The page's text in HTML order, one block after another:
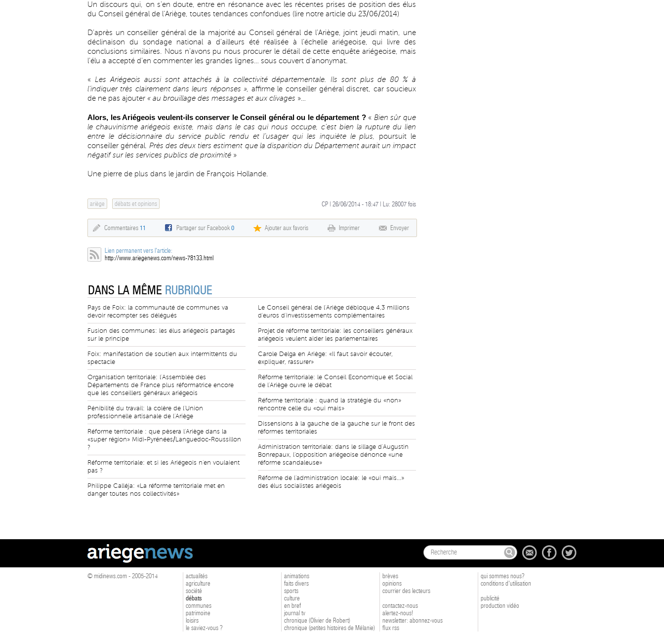
Un discours qui, on s’en doute, entre en résonance avec les récentes prises de position des élus
du Conseil général de l’Ariège, toutes tendances confondues (lire notre article du 23/06/2014)
D’après un conseiller général de la majorité au Conseil général de l’Ariège, joint jeudi matin, une
déclinaison du sondage national a d’ailleurs été réalisée à l’échelle ariégeoise, qui livre des
conclusions similaires. Nous n’avons pu nous procurer le détail de cette enquête ariégeoise, mais
l’élu a accepté d’en commenter les grandes lignes… sous couvert d’anonymat.
« Les Ariégeois aussi sont attachés à la collectivité départementale. Ils sont plus de 80 % à
l’indiquer très clairement dans leurs réponses »,affirme le conseiller général discret, car soucieux
de ne pas ajouter « au brouillage des messages et aux clivages »…
Alors, les Ariégeois veulent-ils conserver le Conseil général ou le département ?« Bien sûr que
le chauvinisme ariégeois existe, mais dans le cas qui nous occupe, c’est bien la rupture du lien
entre le décisionnaire du service public rendu et l’usager qui les inquiète le plus, poursuit le
conseiller général . Près des deux tiers estiment que la disparition du Département aurait un impact
négatif sur les services publics de proximité »
Une pierre de plus dans le jardin de François Hollande.
ariège débats et opinions CP | 26/06/2014 - 18:47 | Lu: 28007 fois
Commentaires 11 Partager sur Facebook0 Ajouter aux favoris Imprimer Envoyer
Lien permanent vers l'article:
http://www.ariegenews.com/news-78133.html
DANS LA MÊME RUBRIQUE
Pays de Foix: la communauté de communes va
devoir recompter ses délégués
Fusion des communes: les élus ariégeois partagés
sur le principe
Foix: manifestation de soutien aux intermittents du
spectacle
Organisation territoriale: l'Assemblée des
Départements de France plus réformatrice encore
que les conseillers généraux ariégeois
Pénibilité du travail: la colère de l'Union
professionnelle artisanale de l'Ariège
Réforme territoriale : que pèsera l'Ariège dans la
«super région» Midi-Pyrénées/Languedoc-Roussillon
?
Réforme territoriale: et si les Ariégeois n'en voulaient
pas ?
Philippe Calléja: «La réforme territoriale met en
danger toutes nos collectivités»
Le Conseil général de l'Ariège débloque 4,3 millions
d'euros d'investissements complémentaires
Projet de réforme territoriale: les conseillers généraux
ariégeois veulent aider les parlementaires
Carole Delga en Ariège: «Il faut savoir écouter,
expliquer, rassurer»
Réforme territoriale: le Conseil Economique et Social
de l'Ariège ouvre le débat
Réforme territoriale : quand la stratégie du «non»
rencontre celle du «oui mais»
Dissensions à la gauche de la gauche sur le front des
réformes territoriales
Administration territoriale: dans le sillage d'Augustin
Bonrepaux, l'opposition ariégeoise dénonce «une
réforme scandaleuse»
Réforme de l'administration locale: le «oui mais...»
des élus socialistes ariégeois
© midinews.com - 2005-2014
actualités
agriculture
société
débats
communes
patrimoine
loisirs
le saviez-vous ?
animations
faits divers
sports
culture
en bref
journal tv
chronique (Olivier de Robert)
chronique (petites histoires de Mélanie)
brèves
opinions
courrier des lecteurs
contactez-nous
alertez-nous!
newsletter: abonnez-vous
flux rss
qui sommes nous?
conditions d'utilisation
publicité
production vidéo